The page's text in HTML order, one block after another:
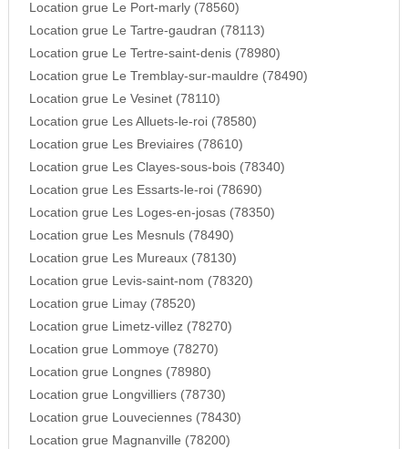
Location grue Le Port-marly (78560)
Location grue Le Tartre-gaudran (78113)
Location grue Le Tertre-saint-denis (78980)
Location grue Le Tremblay-sur-mauldre (78490)
Location grue Le Vesinet (78110)
Location grue Les Alluets-le-roi (78580)
Location grue Les Breviaires (78610)
Location grue Les Clayes-sous-bois (78340)
Location grue Les Essarts-le-roi (78690)
Location grue Les Loges-en-josas (78350)
Location grue Les Mesnuls (78490)
Location grue Les Mureaux (78130)
Location grue Levis-saint-nom (78320)
Location grue Limay (78520)
Location grue Limetz-villez (78270)
Location grue Lommoye (78270)
Location grue Longnes (78980)
Location grue Longvilliers (78730)
Location grue Louveciennes (78430)
Location grue Magnanville (78200)